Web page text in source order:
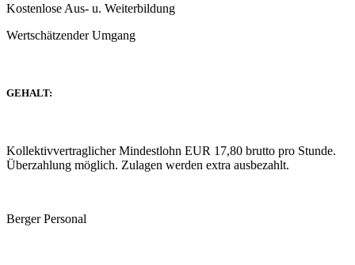
Kostenlose Aus- u. Weiterbildung
Wertschätzender Umgang
GEHALT:
Kollektivvertraglicher Mindestlohn EUR 17,80 brutto pro Stunde.
Überzahlung möglich. Zulagen werden extra ausbezahlt.
Berger Personal